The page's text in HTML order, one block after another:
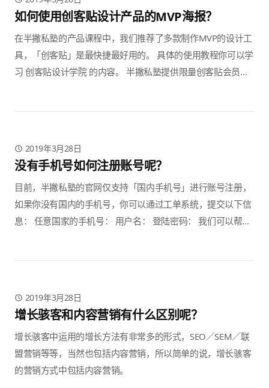
如何使用创客贴设计产品的MVP海报？
在半撇私塾的产品课程中，我们推荐了多款制作MVP的设计工
具，「创客贴」是最快捷最好用的。 具体的使用教程你可以学
习 创客贴设计学院 的内容。 半撇私塾提供限量创客贴会员，
2019年3月28日
没有手机号如何注册账号呢？
目前，半撇私塾的官网仅支持「国内手机号」进行账号注册，
如果你没有国内的手机号，你可以通过工单系统，提交以下信
息： 任意国家的手机号： 用户名： 登陆密码： 我们可以帮你
2019年3月28日
增长骇客和内容营销有什么区别呢？
增长骇客中运用的增长方法有非常多的形式，SEO／SEM／联
盟营销等等，当然也包括内容营销，所以简单的说，增长骇客
的营销方式中包括内容营销。